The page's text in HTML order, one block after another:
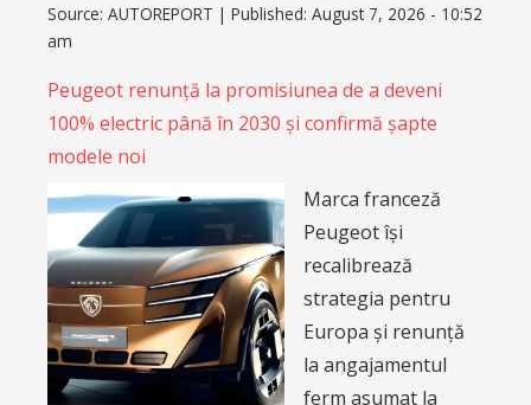
Source: AUTOREPORT | Published: August 7, 2026 - 10:52
am
Peugeot renunță la promisiunea de a deveni
100% electric până în 2030 și confirmă șapte
modele noi
Marca franceză
Peugeot își
recalibrează
strategia pentru
Europa și renunță
la angajamentul
ferm asumat la